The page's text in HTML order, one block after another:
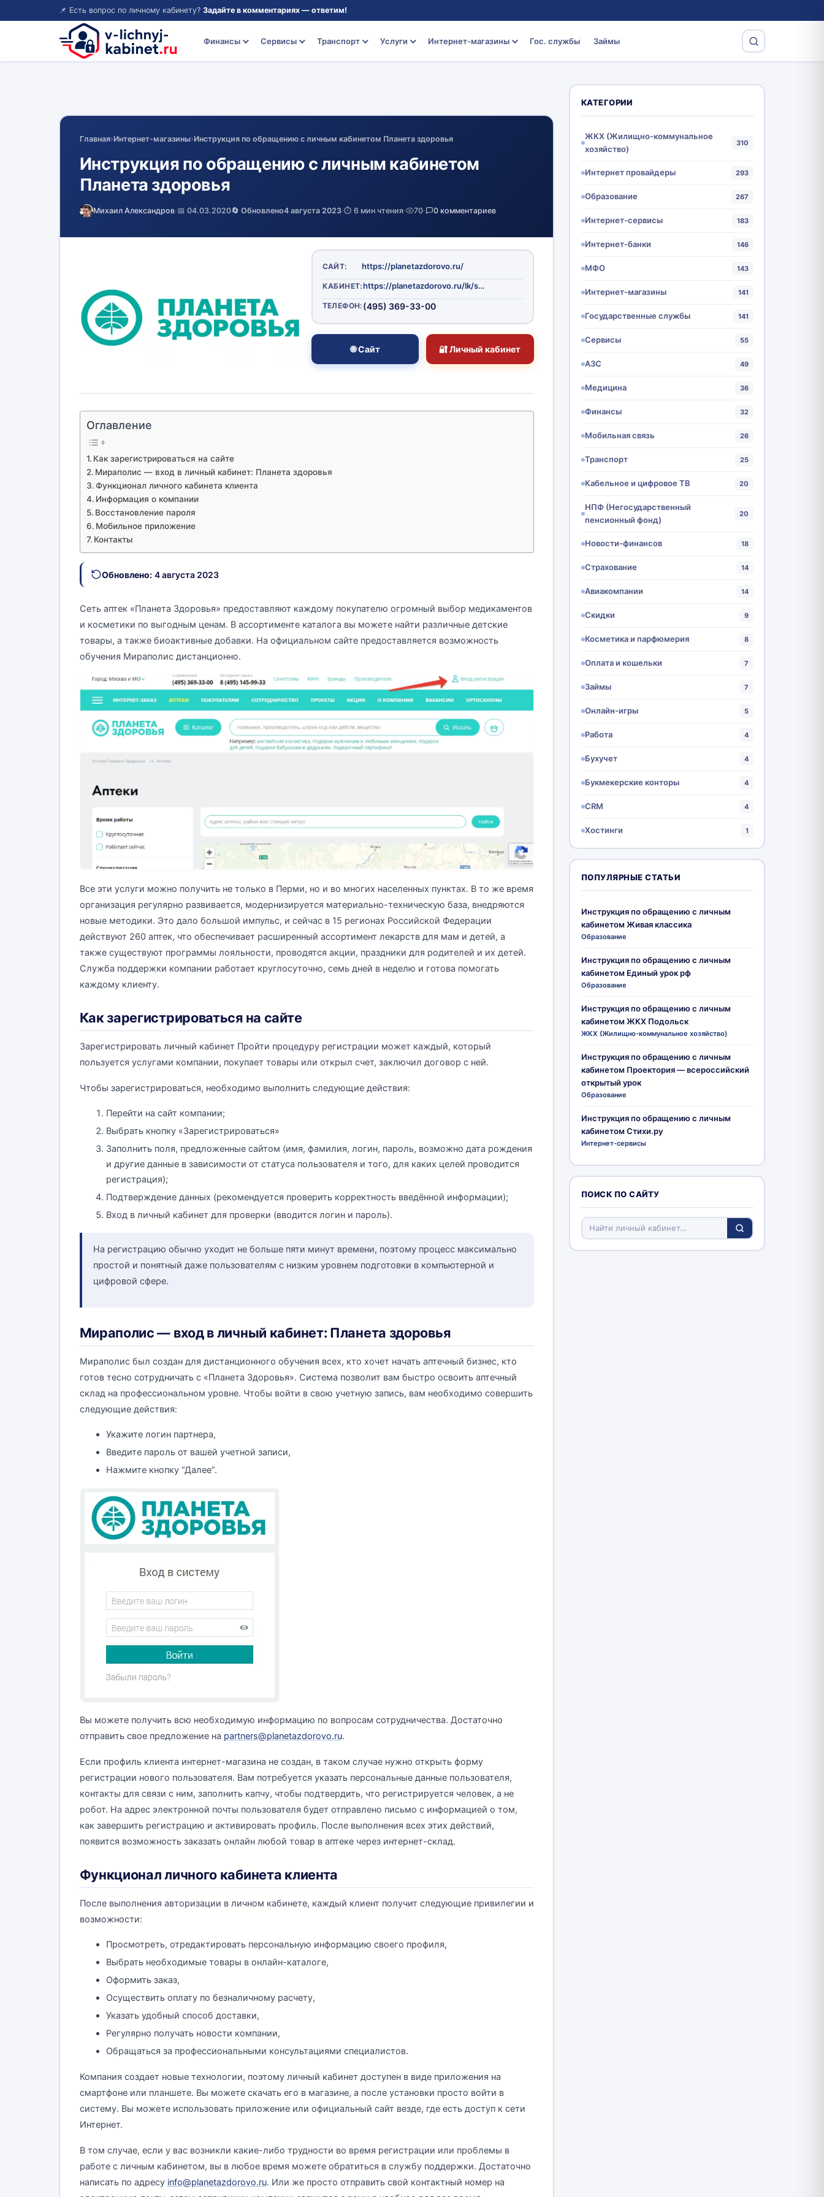
📌 Есть вопрос по личному кабинету? Задайте в комментариях — ответим!
Финансы Сервисы Транспорт Услуги Интернет-магазины Гос. службы Займы
Главная›Интернет-магазины›Инструкция по обращению с личным кабинетом Планета здоровья
Инструкция по обращению с личным кабинетом
Планета здоровья
Михаил Александров·📅 04.03.2020🔄 Обновлено4 августа 2023·⏱️ 6 мин чтения· 70· 0 комментариев
САЙТ: https://planetazdorovo.ru/
КАБИНЕТ: https://planetazdorovo.ru/lk/signin/
ТЕЛЕФОН: (495) 369-33-00
🌐 Сайт 🔐 Личный кабинет
Оглавление
Как зарегистрироваться на сайте
Мираполис — вход в личный кабинет: Планета здоровья
Функционал личного кабинета клиента
Информация о компании
Восстановление пароля
Мобильное приложение
Контакты
Обновлено: 4 августа 2023
Сеть аптек «Планета Здоровья» предоставляют каждому покупателю огромный выбор медикаментов
и косметики по выгодным ценам. В ассортименте каталога вы можете найти различные детские
товары, а также биоактивные добавки. На официальном сайте предоставляется возможность
обучения Мираполис дистанционно.
Все эти услуги можно получить не только в Перми, но и во многих населенных пунктах. В то же время
организация регулярно развивается, модернизируется материально-техническую база, внедряются
новые методики. Это дало большой импульс, и сейчас в 15 регионах Российской Федерации
действуют 260 аптек, что обеспечивает расширенный ассортимент лекарств для мам и детей, а
также существуют программы лояльности, проводятся акции, праздники для родителей и их детей.
Служба поддержки компании работает круглосуточно, семь дней в неделю и готова помогать
каждому клиенту.
Как зарегистрироваться на сайте
Зарегистрировать личный кабинет Пройти процедуру регистрации может каждый, который
пользуется услугами компании, покупает товары или открыл счет, заключил договор с ней.
Чтобы зарегистрироваться, необходимо выполнить следующие действия:
Перейти на сайт компании;
Выбрать кнопку «Зарегистрироваться»
Заполнить поля, предложенные сайтом (имя, фамилия, логин, пароль, возможно дата рождения
и другие данные в зависимости от статуса пользователя и того, для каких целей проводится
регистрация);
Подтверждение данных (рекомендуется проверить корректность введённой информации);
Вход в личный кабинет для проверки (вводится логин и пароль).
На регистрацию обычно уходит не больше пяти минут времени, поэтому процесс максимально
простой и понятный даже пользователям с низким уровнем подготовки в компьютерной и
цифровой сфере.
Мираполис — вход в личный кабинет: Планета здоровья
Мираполис был создан для дистанционного обучения всех, кто хочет начать аптечный бизнес, кто
готов тесно сотрудничать с «Планета Здоровья». Система позволит вам быстро освоить аптечный
склад на профессиональном уровне. Чтобы войти в свою учетную запись, вам необходимо совершить
следующие действия:
Укажите логин партнера,
Введите пароль от вашей учетной записи,
Нажмите кнопку “Далее”.
Вы можете получить всю необходимую информацию по вопросам сотрудничества. Достаточно
отправить свое предложение на partners@planetazdorovo.ru.
Если профиль клиента интернет-магазина не создан, в таком случае нужно открыть форму
регистрации нового пользователя. Вам потребуется указать персональные данные пользователя,
контакты для связи с ним, заполнить капчу, чтобы подтвердить, что регистрируется человек, а не
робот. На адрес электронной почты пользователя будет отправлено письмо с информацией о том,
как завершить регистрацию и активировать профиль. После выполнения всех этих действий,
появится возможность заказать онлайн любой товар в аптеке через интернет-склад.
Функционал личного кабинета клиента
После выполнения авторизации в личном кабинете, каждый клиент получит следующие привилегии и
возможности:
Просмотреть, отредактировать персональную информацию своего профиля,
Выбрать необходимые товары в онлайн-каталоге,
Оформить заказ,
Осуществить оплату по безналичному расчету,
Указать удобный способ доставки,
Регулярно получать новости компании,
Обращаться за профессиональными консультациями специалистов.
Компания создает новые технологии, поэтому личный кабинет доступен в виде приложения на
смартфоне или планшете. Вы можете скачать его в магазине, а после установки просто войти в
систему. Вы можете использовать приложение или официальный сайт везде, где есть доступ к сети
Интернет.
В том случае, если у вас возникли какие-либо трудности во время регистрации или проблемы в
работе с личным кабинетом, вы в любое время можете обратиться в службу поддержки. Достаточно
написать по адресу info@planetazdorovo.ru. Или же просто отправить свой контактный номер на
КАТЕГОРИИ
ЖКХ (Жилищно-коммунальное
хозяйство)
310
Интернет провайдеры 293
Образование 267
Интернет-сервисы 183
Интернет-банки 146
МФО 143
Интернет-магазины 141
Государственные службы 141
Сервисы 55
АЗС 49
Медицина 36
Финансы 32
Мобильная связь 26
Транспорт 25
Кабельное и цифровое ТВ 20
НПФ (Негосударственный
пенсионный фонд)
20
Новости-финансов 18
Страхование 14
Авиакомпании 14
Скидки 9
Косметика и парфюмерия 8
Оплата и кошельки 7
Займы 7
Онлайн-игры 5
Работа 4
Бухучет 4
Букмекерские конторы 4
CRM 4
Хостинги 1
ПОПУЛЯРНЫЕ СТАТЬИ
Инструкция по обращению с личным
кабинетом Живая классика
Образование
Инструкция по обращению с личным
кабинетом Единый урок рф
Образование
Инструкция по обращению с личным
кабинетом ЖКХ Подольск
ЖКХ (Жилищно-коммунальное хозяйство)
Инструкция по обращению с личным
кабинетом Проектория — всероссийский
открытый урок
Образование
Инструкция по обращению с личным
кабинетом Стихи.ру
Интернет-сервисы
ПОИСК ПО САЙТУ